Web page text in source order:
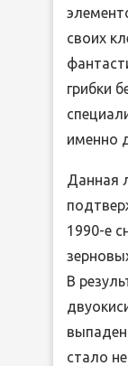
своих
грибки
именно
Данная
1990-е
В
стало